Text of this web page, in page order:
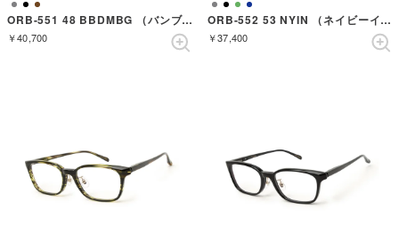
ORB-551 48 BBDMBG （バンブーデミブラッシュドゴールド）
￥40,700
ORB-552 53 NYIN （ネイビーインク）
￥37,400